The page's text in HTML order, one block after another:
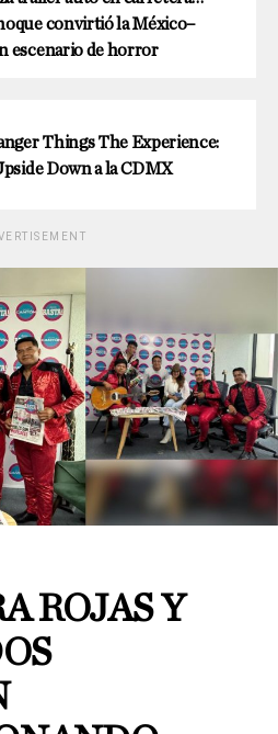
convirtió la México–
escenario de horror
Things The Experience:
Down a la CDMX
ROJAS Y